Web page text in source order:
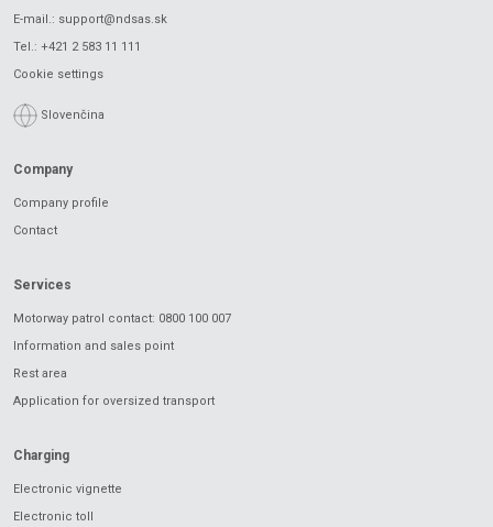
E-mail.: support@ndsas.sk
Tel.: +421 2 583 11 111
Cookie settings
Slovenčina
Company
Company profile
Contact
Services
Motorway patrol contact: 0800 100 007
Information and sales point
Rest area
Application for oversized transport
Charging
Electronic vignette
Electronic toll